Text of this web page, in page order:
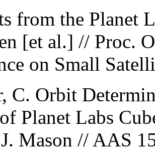
from the Planet
[et al.] // Proc.
on Small
C. Orbit
Planet Labs
Mason // AAS